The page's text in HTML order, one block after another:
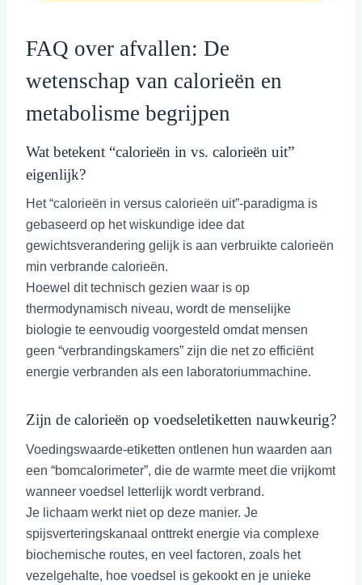
FAQ over afvallen: De
wetenschap van calorieën en
metabolisme begrijpen
Wat betekent “calorieën in vs. calorieën uit”
eigenlijk?
Het “calorieën in versus calorieën uit”-paradigma is
gebaseerd op het wiskundige idee dat
gewichtsverandering gelijk is aan verbruikte calorieën
min verbrande calorieën.
Hoewel dit technisch gezien waar is op
thermodynamisch niveau, wordt de menselijke
biologie te eenvoudig voorgesteld omdat mensen
geen “verbrandingskamers” zijn die net zo efficiënt
energie verbranden als een laboratoriummachine.
Zijn de calorieën op voedseletiketten nauwkeurig?
Voedingswaarde-etiketten ontlenen hun waarden aan
een “bomcalorimeter”, die de warmte meet die vrijkomt
wanneer voedsel letterlijk wordt verbrand.
Je lichaam werkt niet op deze manier. Je
spijsverteringskanaal onttrekt energie via complexe
biochemische routes, en veel factoren, zoals het
vezelgehalte, hoe voedsel is gekookt en je unieke